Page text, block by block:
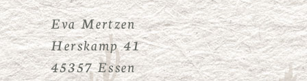
Eva Mertzen
Herskamp 41
45357 Essen